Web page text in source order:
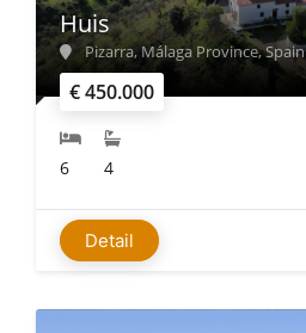
€ 450.000
Huis
Pizarra, Málaga Province, Spain
6 4
Detail